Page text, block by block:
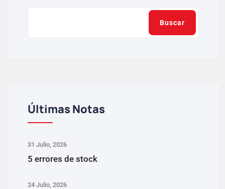
Buscar
Últimas Notas
31 Julio, 2026
5 errores de stock
24 Julio, 2026